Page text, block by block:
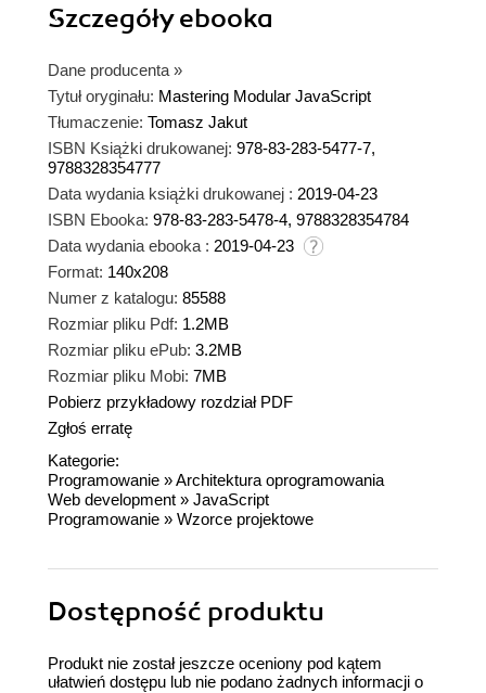
Szczegółyebooka
Dane producenta »
Tytuł oryginału: Mastering Modular JavaScript
Tłumaczenie: Tomasz Jakut
ISBN Książki drukowanej: 978-83-283-5477-7,
9788328354777
Data wydania książki drukowanej : 2019-04-23
ISBN Ebooka: 978-83-283-5478-4, 9788328354784
Data wydania ebooka : 2019-04-23
Format: 140x208
Numer z katalogu: 85588
Rozmiar pliku Pdf: 1.2MB
Rozmiar pliku ePub: 3.2MB
Rozmiar pliku Mobi: 7MB
Pobierz przykładowy rozdział PDF
Zgłoś erratę
Kategorie:
Programowanie »Architektura oprogramowania
Web development » JavaScript
Programowanie » Wzorce projektowe
Dostępność produktu
Produkt nie został jeszcze oceniony pod kątem
ułatwień dostępu lub nie podano żadnych informacji o